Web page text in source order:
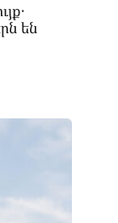
են